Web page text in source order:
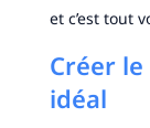
et c’est tout
Créer
idéal